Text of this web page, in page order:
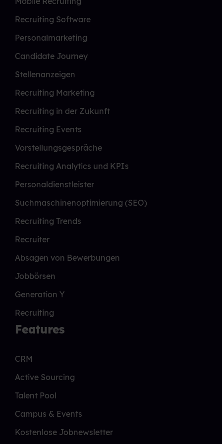
Recruiting Software
Personalmarketing
Candidate Journey
Stellenanzeigen
Recruiting Marketing
Recruiting in der Zukunft
Recruiting Events
Vorstellungsgespräche
Recruiting Analytics und KPIs
Personaldienstleister
Suchmaschinenoptimierung (SEO)
Recruiting Trends
Recruiter
Absagen von Bewerbungen
Jobbörsen
Generation Y
Recruiting
Features
CRM
Active Sourcing
Talent Pool
Campus & Events
Kostenlose Jobnewsletter